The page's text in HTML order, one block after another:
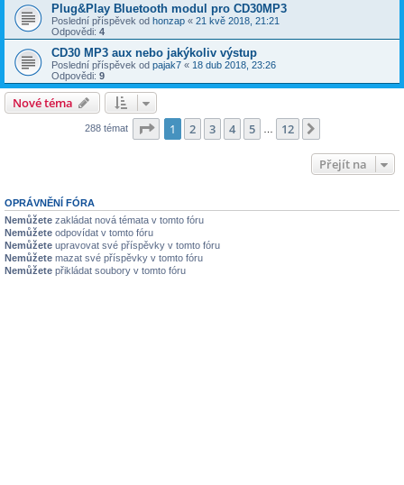
Plug&Play Bluetooth modul pro CD30MP3
Poslední příspěvek od honzap « 21 kvě 2018, 21:21
Odpovědi: 4
CD30 MP3 aux nebo jakýkoliv výstup
Poslední příspěvek od pajak7 « 18 dub 2018, 23:26
Odpovědi: 9
Nové téma
288 témat Stránka z 12
1 2 3 4 5 12
Přejít na
OPRÁVNĚNÍ FÓRA
Nemůžete zakládat nová témata v tomto fóru
Nemůžete odpovídat v tomto fóru
Nemůžete upravovat své příspěvky v tomto fóru
Nemůžete mazat své příspěvky v tomto fóru
Nemůžete přikládat soubory v tomto fóru